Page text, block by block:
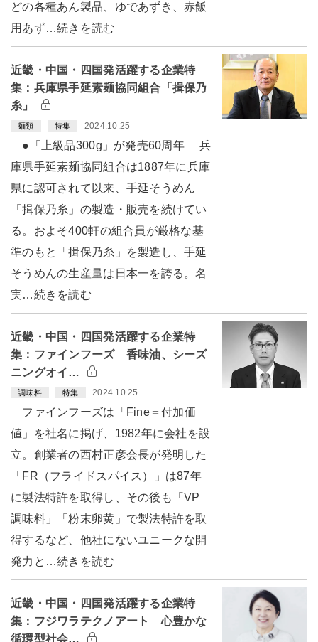
どの各種あん製品、ゆであずき、赤飯
用あず…続きを読む
近畿・中国・四国発活躍する企業特
集：兵庫県手延素麺協同組合「揖保乃
糸」
麺類 特集 2024.10.25
●「上級品300g」が発売60周年 兵
庫県手延素麺協同組合は1887年に兵庫
県に認可されて以来、手延そうめん
「揖保乃糸」の製造・販売を続けてい
る。およそ400軒の組合員が厳格な基
準のもと「揖保乃糸」を製造し、手延
そうめんの生産量は日本一を誇る。名
実…続きを読む
近畿・中国・四国発活躍する企業特
集：ファインフーズ 香味油、シーズ
ニングオイ…
調味料 特集 2024.10.25
ファインフーズは「Fine＝付加価
値」を社名に掲げ、1982年に会社を設
立。創業者の西村正彦会長が発明した
「FR（フライドスパイス）」は87年
に製法特許を取得し、その後も「VP
調味料」「粉末卵黄」で製法特許を取
得するなど、他社にないユニークな開
発力と…続きを読む
近畿・中国・四国発活躍する企業特
集：フジワラテクノアート 心豊かな
循環型社会…